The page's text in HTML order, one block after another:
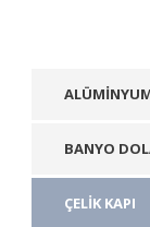
BANYO
ÇELIK KAPI